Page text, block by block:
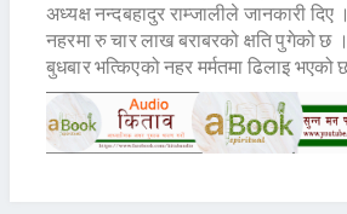
अध्यक्ष नन्दबहादुर राम्जालीले जानकारी
नहरमा रु चार लाख बराबरको क्षति पुगेको छ
बुधबार भत्किएको नहर मर्मतमा ढिलाइ भएको